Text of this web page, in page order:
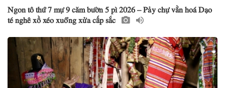
Ngon tô thứ 7 mự 9 căm bườn 5 pì 2026 – Pảy chự vằn hoá Dạo
té nghê xồ xéo xuổng xửa cấp sắc